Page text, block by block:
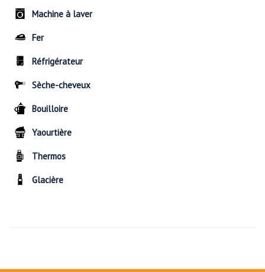
Machine à laver
Fer
Réfrigérateur
Sèche-cheveux
Bouilloire
Yaourtière
Thermos
Glacière